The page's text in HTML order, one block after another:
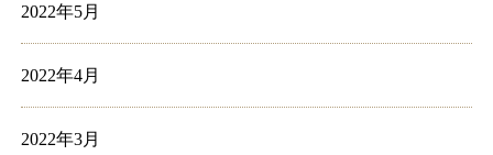
2022年5月
2022年4月
2022年3月